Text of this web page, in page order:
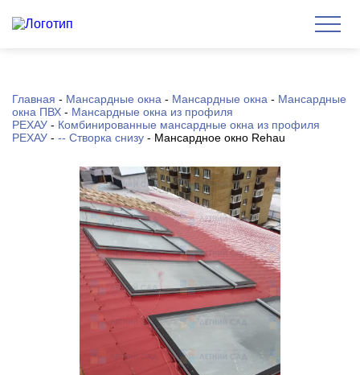
Главная - Мансардные окна - Мансардные окна - Мансардные
окна ПВХ - Мансардные окна из профиля
РЕХАУ - Комбинированные мансардные окна из профиля
РЕХАУ - -- Створка снизу - Мансардное окно Rehau